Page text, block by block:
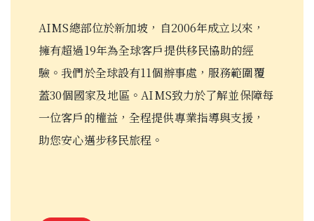
AIMS總部位於新加坡，自2006年成立以來，
擁有超過19年為全球客戶提供移民協助的經
驗。我們於全球設有11個辦事處，服務範圍覆
蓋30個國家及地區。AIMS致力於了解並保障每
一位客戶的權益，全程提供專業指導與支援，
助您安心邁步移民旅程。